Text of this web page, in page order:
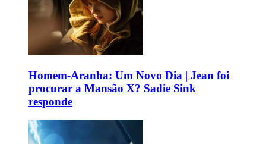
Homem-Aranha: Um Novo Dia | Jean foi
procurar a Mansão X? Sadie Sink
responde